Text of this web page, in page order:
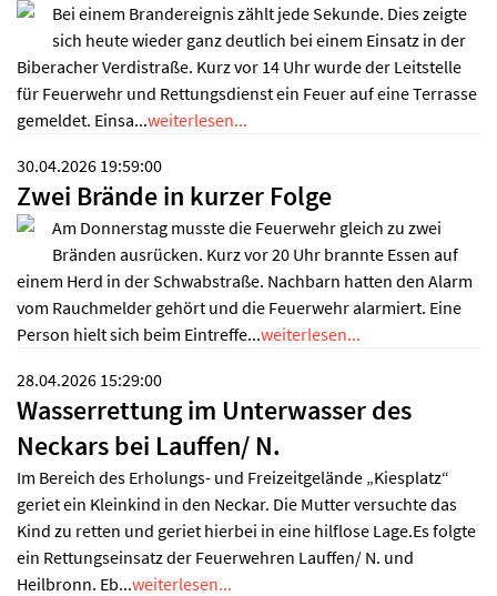
Bei einem Brandereignis zählt jede Sekunde. Dies zeigte
sich heute wieder ganz deutlich bei einem Einsatz in der
Biberacher Verdistraße. Kurz vor 14 Uhr wurde der Leitstelle
für Feuerwehr und Rettungsdienst ein Feuer auf eine Terrasse
gemeldet. Einsa...weiterlesen...
30.04.2026 19:59:00
Zwei Brände in kurzer Folge
Am Donnerstag musste die Feuerwehr gleich zu zwei
Bränden ausrücken. Kurz vor 20 Uhr brannte Essen auf
einem Herd in der Schwabstraße. Nachbarn hatten den Alarm
vom Rauchmelder gehört und die Feuerwehr alarmiert. Eine
Person hielt sich beim Eintreffe...weiterlesen...
28.04.2026 15:29:00
Wasserrettung im Unterwasser des
Neckars bei Lauffen/ N.
Im Bereich des Erholungs- und Freizeitgelände „Kiesplatz“
geriet ein Kleinkind in den Neckar. Die Mutter versuchte das
Kind zu retten und geriet hierbei in eine hilflose Lage.Es folgte
ein Rettungseinsatz der Feuerwehren Lauffen/ N. und
Heilbronn. Eb...weiterlesen...